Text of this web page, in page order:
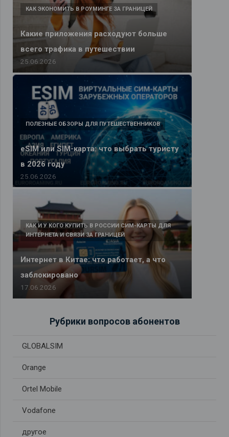
Какие приложения расходуют больше
всего трафика в путешествии
КАК ЭКОНОМИТЬ В РОУМИНГЕ ЗА ГРАНИЦЕЙ
25.06.2026
eSIM или SIM-карта: что выбрать туристу
в 2026 году
ПОЛЕЗНЫЕ ОБЗОРЫ ДЛЯ ПУТЕШЕСТВЕННИКОВ
25.06.2026
Интернет в Китае: что работает, а что
заблокировано
КАК И У КОГО КУПИТЬ В РОССИИ СИМ-КАРТЫ ДЛЯ
ИНТЕРНЕТА И СВЯЗИ ЗА ГРАНИЦЕЙ
17.06.2026
Рубрики вопросов абонентов
GLOBALSIM
Orange
Ortel Mobile
Vodafone
другое